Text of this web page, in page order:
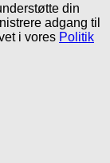
din
adgang til
i vores Politik